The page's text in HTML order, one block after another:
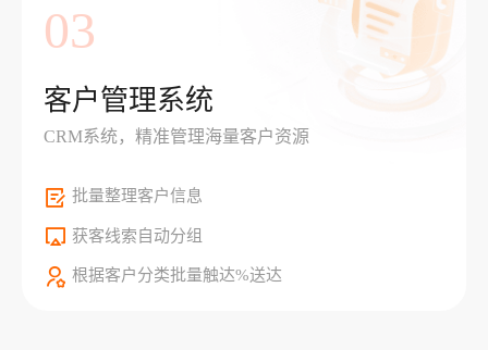
03
客户管理系统
CRM系统，精准管理海量客户资源
批量整理客户信息
获客线索自动分组
根据客户分类批量触达%送达